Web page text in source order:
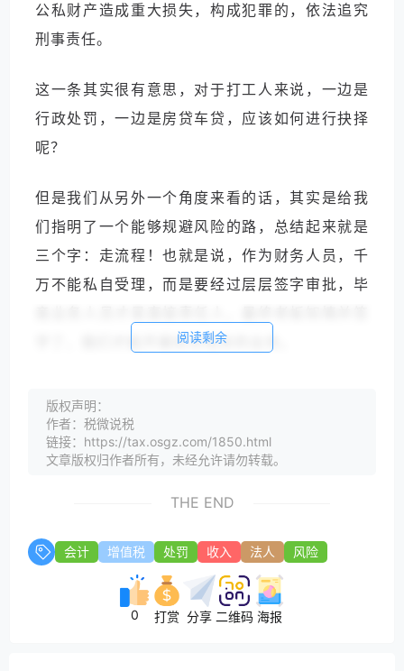
公私财产造成重大损失，构成犯罪的，依法追究
刑事责任。
这一条其实很有意思，对于打工人来说，一边是
行政处罚，一边是房贷车贷，应该如何进行抉择
呢？
但是我们从另外一个角度来看的话，其实是给我
们指明了一个能够规避风险的路，总结起来就是
三个字：走流程！也就是说，作为财务人员，千
万不能私自受理，而是要经过层层签字审批，毕
字了，我们才能开展财务相关的业务。
县级以上人民政府财政部门责令限期改正，可以
对单位并处三千元以上五万元以下的罚款；
可以处二千元以上二万元以下的罚款；
属于国家工作人员的，还应当由其所在单位或者
阅读剩余
版权声明：
作者：税微说税
链接：https://tax.osgz.com/1850.html
文章版权归作者所有，未经允许请勿转载。
THE END
会计 增值税 处罚 收入 法人 风险
0 打赏 分享 二维码 海报